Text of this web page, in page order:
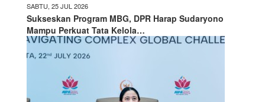
SABTU, 25 JUL 2026
Sukseskan Program MBG, DPR Harap Sudaryono
Mampu Perkuat Tata Kelola…